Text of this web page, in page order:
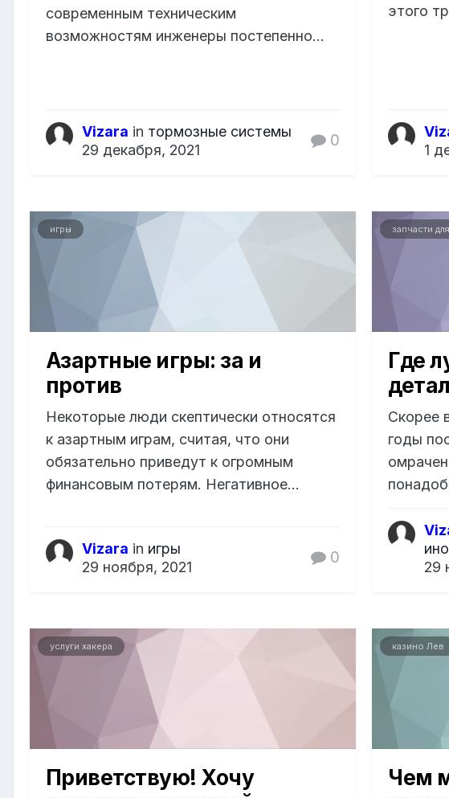
современным техническим
возможностям инженеры постепенно...
Vizara in тормозные системы
29 декабря, 2021
0
этого
1
игры
Азартные игры: за и
против
Некоторые люди скептически относятся
к азартным играм, считая, что они
обязательно приведут к огромным
финансовым потерям. Негативное...
Vizara in игры
29 ноября, 2021
0
запчасти
Где
Скорее
годы
29
услуги хакера
Приветствую! Хочу
казино Лев
Чем